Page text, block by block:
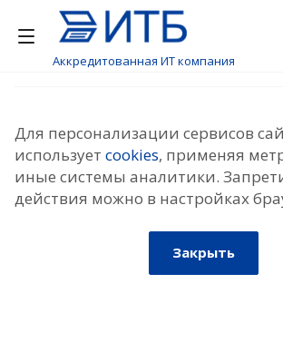
Аккредитованная ИТ компания
Для персонализации сервисов
использует cookies, применяя
иные системы аналитики.
действия можно в настройках
Закрыть